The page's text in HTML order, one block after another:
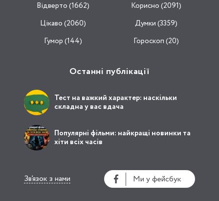
Відвертo (1662)
Корисно (2091)
Цікаво (2060)
Думки (3359)
Гумор (144)
Гороскоп (20)
Останні публікації
Тест на важкий характер: наскільки
складна у вас вдача
Популярні фільми: найкращі новинки та
хіти всіх часів
Ми у фейсбук
Зв’язок з нами